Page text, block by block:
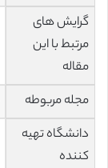
گرایش های
مرتبط با این
مقاله
مجله مربوطه
دانشگاه تهیه
کننده